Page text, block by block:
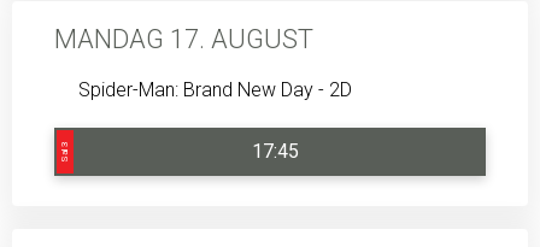
MANDAG 17. AUGUST
Spider-Man: Brand New Day - 2D
Sal 3 17:45